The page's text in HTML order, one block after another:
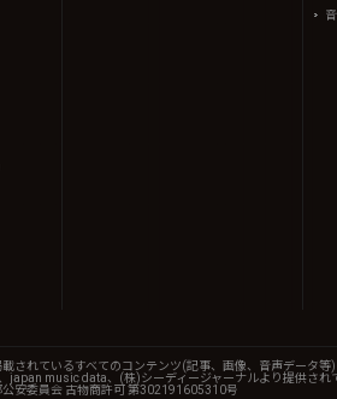
載されているすべてのコンテンツ(記事、画像、音声データ
japan music data、(株)シーディージャーナルより提供され
安委員会 古物商許可 第302191605310号